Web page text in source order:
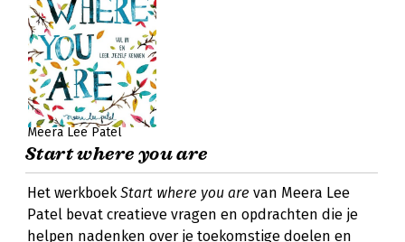
Meera Lee Patel
Start where you are
Het werkboek Start where you are van Meera Lee
Patel bevat creatieve vragen en opdrachten die je
helpen nadenken over je toekomstige doelen en